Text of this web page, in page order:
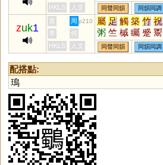
HKLS
人文 同聲同韻 同韻同調
zuk1
黃 周 p210 屬 足 觸 築 竹 祝
粥 竺 槭 矚 蹙 鬻
鏃 瘃 踧 茿 穛 喌
噈 孎 殧 斀 顣 踿
臅 斸
李
何
HKLS
人文 同聲同韻 同韻同調
配搭點:
鳿